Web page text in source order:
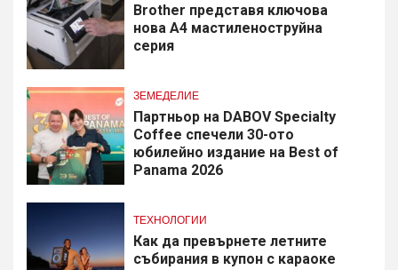
Brother представя ключова
нова A4 мастиленоструйна
серия
ЗЕМЕДЕЛИЕ
Партньор на DABOV Specialty
Coffee спечели 30-ото
юбилейно издание на Best of
Panama 2026
ТЕХНОЛОГИИ
Как да превърнете летните
събирания в купон с караоке